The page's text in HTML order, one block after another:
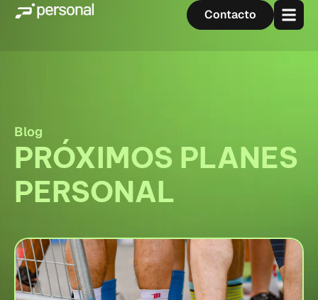
Contacto
Blog
PRÓXIMOS PLANES
PERSONAL